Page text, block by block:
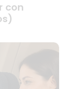
con